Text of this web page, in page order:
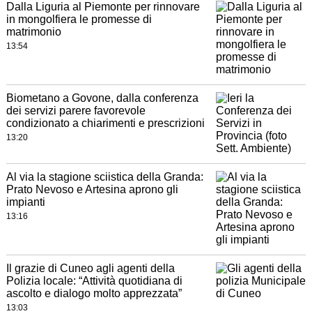
Dalla Liguria al Piemonte per rinnovare
in mongolfiera le promesse di
matrimonio
13:54
Biometano a Govone, dalla conferenza
dei servizi parere favorevole
condizionato a chiarimenti e prescrizioni
13:20
Al via la stagione sciistica della Granda:
Prato Nevoso e Artesina aprono gli
impianti
13:16
Il grazie di Cuneo agli agenti della
Polizia locale: “Attività quotidiana di
ascolto e dialogo molto apprezzata”
13:03